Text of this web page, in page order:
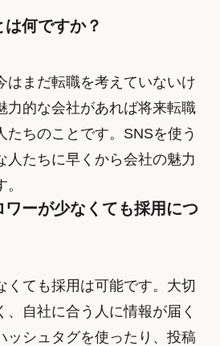
何ですか？
はまだ転職を考えていないけ
力的な会社があれば将来転職
たちのことです。SNSを使う
人たちに早くから会社の魅力
ーが少なくても採用につ
くても採用は可能です。大切
、自社に合う人に情報が届く
ッシュタグを使ったり、投稿